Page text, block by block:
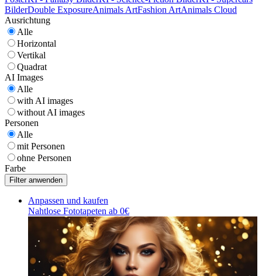
BilderDouble ExposureAnimals ArtFashion ArtAnimals Cloud
Ausrichtung
Alle
Horizontal
Vertikal
Quadrat
AI Images
Alle
with AI images
without AI images
Personen
Alle
mit Personen
ohne Personen
Farbe
Anpassen und kaufen
Nahtlose Fototapeten ab 0€